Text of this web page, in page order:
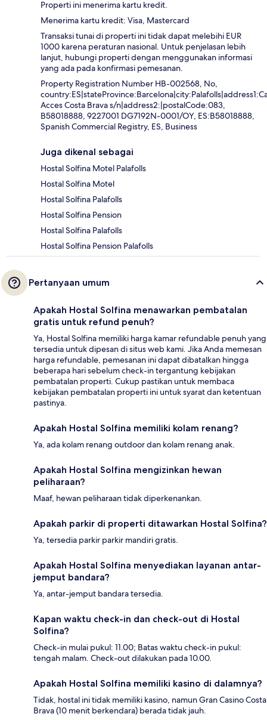
Properti ini menerima kartu kredit.
Menerima kartu kredit: Visa, Mastercard
Transaksi tunai di properti ini tidak dapat melebihi EUR
1000 karena peraturan nasional. Untuk penjelasan lebih
lanjut, hubungi properti dengan menggunakan informasi
yang ada pada konfirmasi pemesanan.
Property Registration Number HB-002568, No,
Acces Costa Brava s/n|address2:|postalCode:083,
B58018888, 9227001 DG7192N-0001/OY, ES:B58018888,
Spanish Commercial Registry, ES, Business
Juga dikenal sebagai
Hostal Solfina Motel Palafolls
Hostal Solfina Motel
Hostal Solfina Palafolls
Hostal Solfina Pension
Hostal Solfina Palafolls
Hostal Solfina Pension Palafolls
Pertanyaan umum
Apakah Hostal Solfina menawarkan pembatalan
gratis untuk refund penuh?
Ya, Hostal Solfina memiliki harga kamar refundable penuh yang
tersedia untuk dipesan di situs web kami. Jika Anda memesan
harga refundable, pemesanan ini dapat dibatalkan hingga
beberapa hari sebelum check-in tergantung kebijakan
pembatalan properti. Cukup pastikan untuk membaca
kebijakan pembatalan properti ini untuk syarat dan ketentuan
pastinya.
Apakah Hostal Solfina memiliki kolam renang?
Ya, ada kolam renang outdoor dan kolam renang anak.
Apakah Hostal Solfina mengizinkan hewan
peliharaan?
Maaf, hewan peliharaan tidak diperkenankan.
Apakah parkir di properti ditawarkan Hostal Solfina?
Ya, tersedia parkir parkir mandiri gratis.
Apakah Hostal Solfina menyediakan layanan antar-
jemput bandara?
Ya, antar-jemput bandara tersedia.
Kapan waktu check-in dan check-out di Hostal
Solfina?
Check-in mulai pukul: 11.00; Batas waktu check-in pukul:
tengah malam. Check-out dilakukan pada 10.00.
Apakah Hostal Solfina memiliki kasino di dalamnya?
Tidak, hostal ini tidak memiliki kasino, namun Gran Casino Costa
Brava (10 menit berkendara) berada tidak jauh.